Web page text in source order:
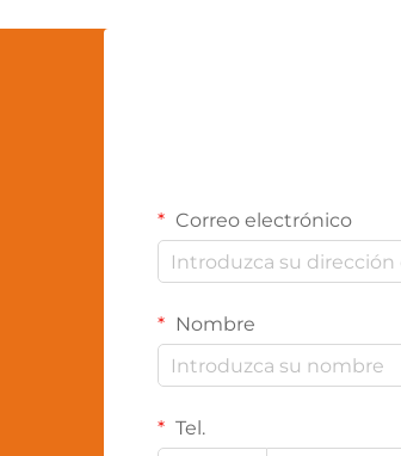
Correo electrónico
Nombre
Tel.